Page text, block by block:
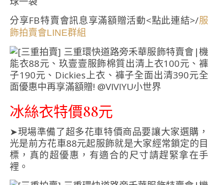
分享FB特賣會訊息享滿額贈活動<點此連結>/服
飾拍賣會LINE群組
冰絲衣特價88元
➤現場準備了超多花車特價商品要讓大家選購，
光是前方花車88元起服飾就是大家經常鎖定的目
標，真的超優惠，有適合的尺寸請趕緊拿在手
裡。